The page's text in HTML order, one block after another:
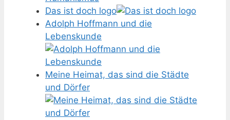
Das ist doch logo
Adolph Hoffmann und die
Lebenskunde
Meine Heimat, das sind die Städte
und Dörfer